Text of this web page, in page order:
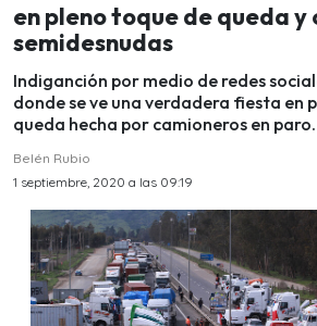
en pleno toque de queda y
semidesnudas
Indiganción por medio de redes
donde se ve una verdadera fiesta en
queda hecha por camioneros en paro.
Belén Rubio
1 septiembre, 2020 a las 09:19